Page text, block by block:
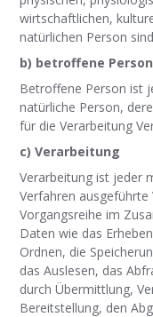
wirtschaftlichen,
natürlichen Person
b) betroffene Person
Betroffene Person ist
natürliche Person,
für die Verarbeitung
c) Verarbeitung
Verarbeitung ist jeder
Verfahren
Vorgangsreihe im
Daten wie das
Ordnen, die
das Auslesen, das
durch Übermittlung,
Bereitstellung, den